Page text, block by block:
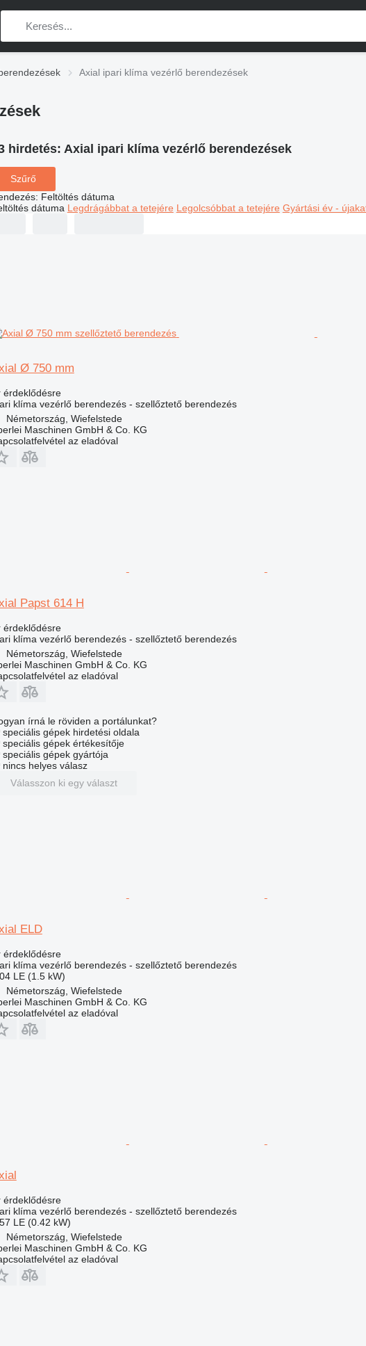
Axial ipari klíma vezérlő berendezések
hirdetés: Axial ipari klíma vezérlő berendezések
Szűrő
: Feltöltés dátuma
dátuma Legdrágábbat a tetejére Legolcsóbbat a tetejére Gyártási év -
Ø 750 mm
érdeklődésre
klíma vezérlő berendezés - szellőztető berendezés
Németország, Wiefelstede
Maschinen GmbH & Co. KG
az eladóval
Papst 614 H
érdeklődésre
klíma vezérlő berendezés - szellőztető berendezés
Németország, Wiefelstede
Maschinen GmbH & Co. KG
az eladóval
írná le röviden a portálunkat?
speciális gépek hirdetési oldala
speciális gépek értékesítője
speciális gépek gyártója
nincs helyes válasz
Válasszon ki egy választ
ELD
érdeklődésre
klíma vezérlő berendezés - szellőztető berendezés
LE (1.5 kW)
Németország, Wiefelstede
Maschinen GmbH & Co. KG
az eladóval
érdeklődésre
klíma vezérlő berendezés - szellőztető berendezés
LE (0.42 kW)
Németország, Wiefelstede
Maschinen GmbH & Co. KG
az eladóval